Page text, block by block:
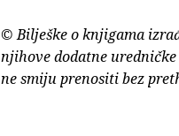
© Bilješke o knjigama
njihove dodatne
ne smiju prenositi bez